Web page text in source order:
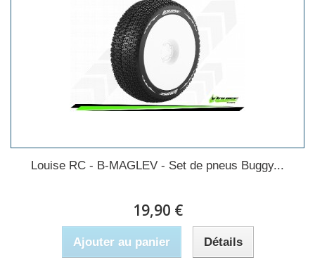
Louise RC - B-MAGLEV - Set de pneus Buggy...
19,90 €
Ajouter au panier Détails